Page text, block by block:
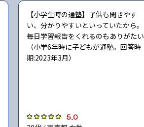
【小学生時の通塾】子供も聞きやす
い、分かりやすいといっていたから。
毎日学習報告をくれるのもありがたい
（小学6年時に子どもが通塾。回答時
期:2023年3月）
5.0